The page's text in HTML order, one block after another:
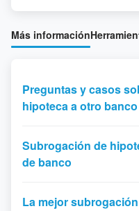
Más información
Preguntas y casos
hipoteca a otro banco
Subrogación de
de banco
La mejor